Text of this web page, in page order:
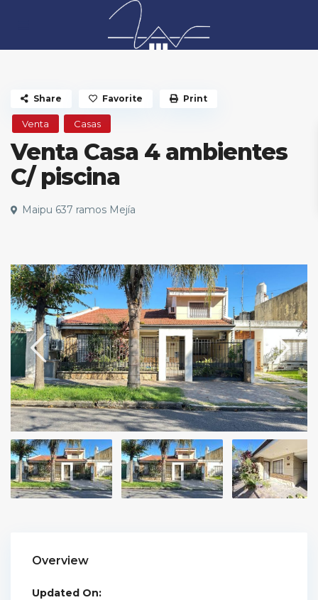
Venta Casas
Venta Casa 4 ambientes
C/ piscina
Maipu 637 ramos Mejía
Share Favorite Print
Overview
Updated On: